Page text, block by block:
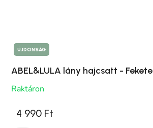
ÚJDONSÁG
ABEL&LULA lány hajcsatt - Fekete
Raktáron
4 990 Ft